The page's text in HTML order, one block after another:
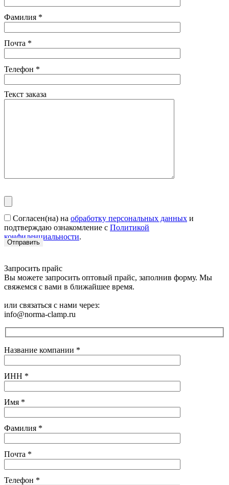
Фамилия *
Почта *
Телефон *
Текст заказа
Согласен(на) на обработку персональных данных и
подтверждаю ознакомление с Политикой
конфиденциальности.
Запросить прайс
Вы можете запросить оптовый прайс, заполнив форму. Мы
свяжемся с вами в ближайшее время.
или связаться с нами через:
info@norma-clamp.ru
Название компании *
ИНН *
Имя *
Фамилия *
Почта *
Телефон *